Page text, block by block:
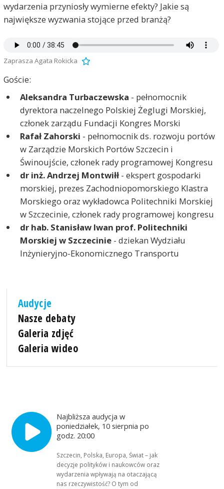
wydarzenia przyniosły wymierne efekty? Jakie są
największe wyzwania stojące przed branżą?
Zaprasza Agata Rokicka
Goście:
Aleksandra Turbaczewska - pełnomocnik
dyrektora naczelnego Polskiej Żeglugi Morskiej,
członek zarządu Fundacji Kongres Morski
Rafał Zahorski - pełnomocnik ds. rozwoju portów
w Zarządzie Morskich Portów Szczecin i
Świnoujście, członek rady programowej Kongresu
dr inż. Andrzej Montwiłł- ekspert gospodarki
morskiej, prezes Zachodniopomorskiego Klastra
Morskiego oraz wykładowca Politechniki Morskiej
w Szczecinie, członek rady programowej kongresu
dr hab. Stanisław Iwan prof. Politechniki
Morskiej w Szczecinie- dziekan Wydziału
Inżynieryjno-Ekonomicznego Transportu
Audycje
Nasze debaty
Galeria zdjęć
Galeria wideo
Najbliższa audycja w
poniedziałek, 10 sierpnia po
godz. 20:00
Szczecin, Polska, Europa, Świat – jak
decyzje polityków i naukowców oraz
wydarzenia wpływają na otaczającą
nas rzeczywistość? O tym od